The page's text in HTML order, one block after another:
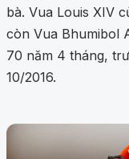
bà. Vua Louis XIV
còn Vua Bhumibol
70 năm 4 tháng,
10/2016.